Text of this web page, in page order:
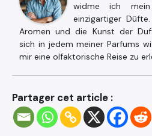
widme ich
einzigartiger
Aromen und die Kunst der
sich in jedem meiner Parfums
mir eine olfaktorische Reise zu
Partager cet article :